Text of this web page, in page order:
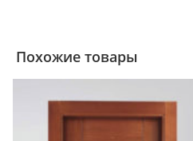
Похожие товары